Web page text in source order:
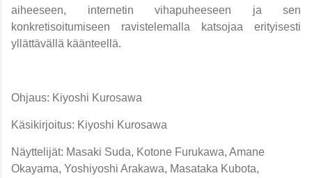
aiheeseen, internetin vihapuheeseen ja sen
konkretisoitumiseen ravistelemalla katsojaa erityisesti
yllättävällä käänteellä.
Ohjaus: Kiyoshi Kurosawa
Käsikirjoitus: Kiyoshi Kurosawa
Näyttelijät: Masaki Suda, Kotone Furukawa, Amane
Okayama, Yoshiyoshi Arakawa, Masataka Kubota,